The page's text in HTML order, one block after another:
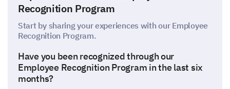
Recognition Program
Start by sharing your experiences with our Employee
Recognition Program.
Have you been recognized through our
Employee Recognition Program in the last six
months?